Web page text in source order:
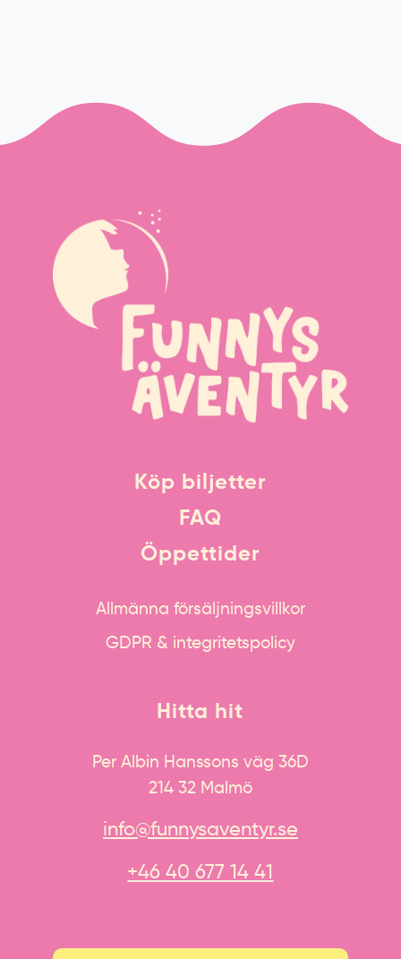
Köp biljetter
FAQ
Öppettider
Allmänna försäljningsvillkor
GDPR & integritetspolicy
Hitta hit
Per Albin Hanssons väg 36D
214 32 Malmö
info@funnysaventyr.se
+46 40 677 14 41